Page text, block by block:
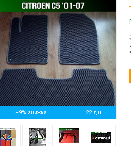
–9% 22 дні